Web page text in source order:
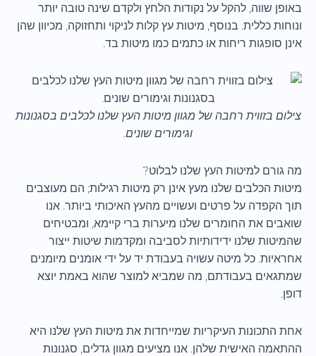
באופן שווה, להקל על נקודות הלחץ ולקדם שינה טובה יותר
ונוחות כללית. בנוסף, מיטות עץ קלות לניקוי ותחזוקה, מכיוון שהן
אינן סופגות ריחות או כתמים כמו מיטות בד.
צילום בזווית רחבה של מגוון מיטות העץ שלנו לכלבים בסגנונות
וגימורים שונים.
מה גורם למיטות העץ שלנו לבלוט?
מיטות הכלבים שלנו מעץ אינן רק מיטות רגילות; הם מעוצבים
תוך הקפדה על פרטים ועשויים מהעץ האיכותי ביותר. אנו
שואבים את החומרים שלנו מיערות ברי קיימא, ומבטיחים
שהמיטות שלנו ידידותיות לסביבה ומקדמות שיטות ייצור
אחראיות. כל מיטה עשויה בעבודת יד על ידי אומנים מיומנים
שמתגאים בעבודתם, מה שמביא למוצר שהוא באמת יוצא
דופן.
אחת התכונות העיקריות שמייחדות את מיטות העץ שלנו היא
ההתאמה האישית שלהן. אנו מציעים מגוון גדלים, סגנונות